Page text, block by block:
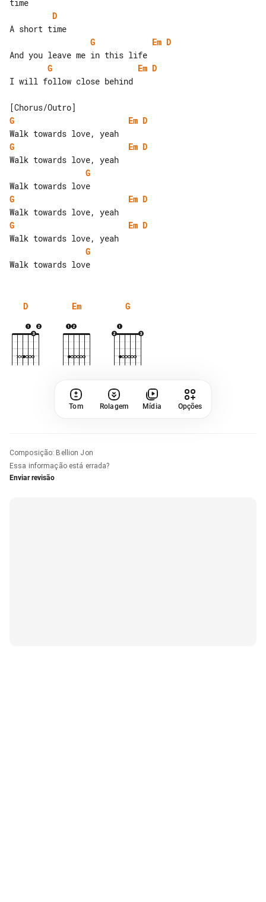
D
G
Em D
G
Em D
I will follow close behind
G
Em D
G
Em D
G
G
Em D
G
Em D
G
D Em G
Tom Rolagem Mídia Opções
Composição: Bellion Jon
Essa informação está errada?
Enviar revisão